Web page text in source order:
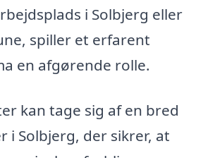
i Solbjerg eller
spiller et erfarent
en afgørende rolle.
kan tage sig af en bred
i Solbjerg, der sikrer, at